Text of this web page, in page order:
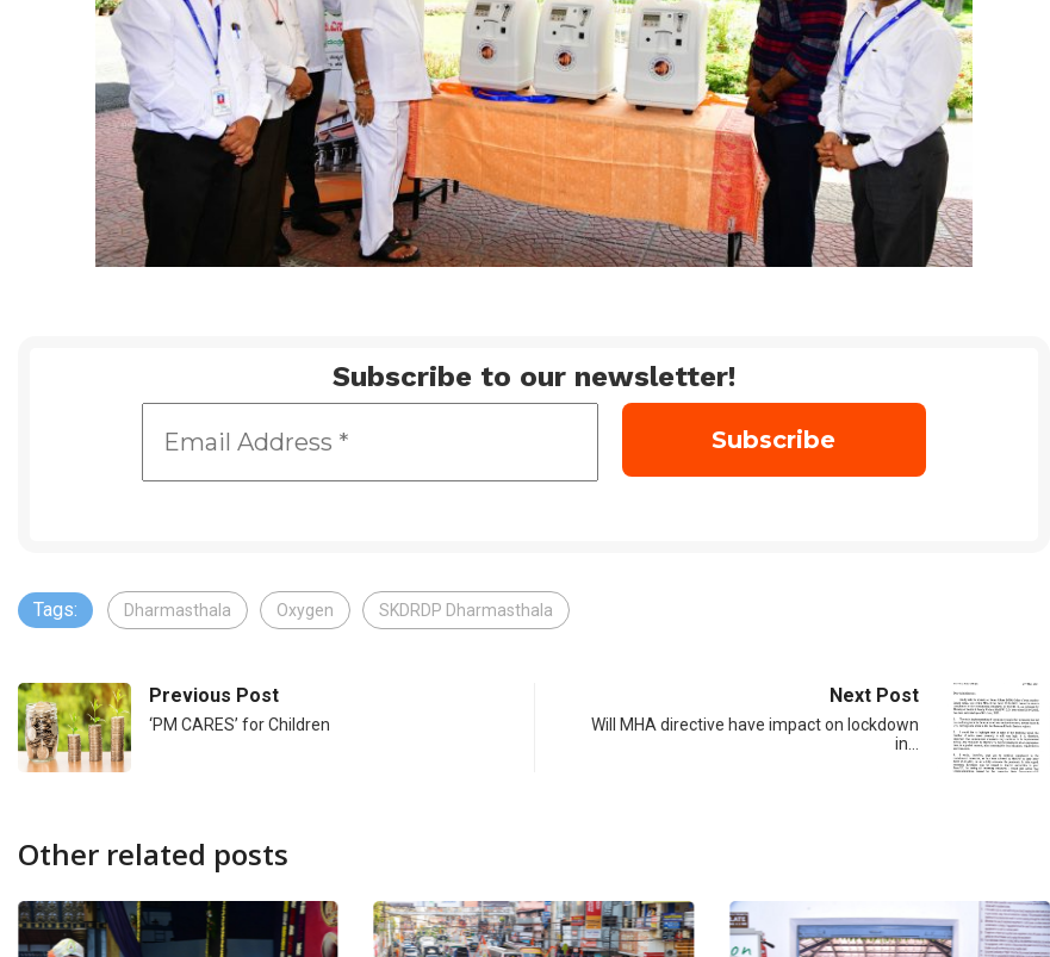
Subscribe to our newsletter!
Tags: Dharmasthala Oxygen SKDRDP Dharmasthala
Previous Post
‘PM CARES’ for Children
Next Post
Will MHA directive have impact on lockdown
in…
Other related posts